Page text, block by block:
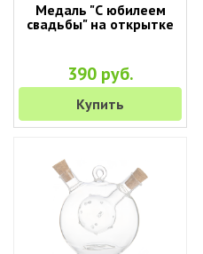
Медаль "С юбилеем
свадьбы" на открытке
390 руб.
Купить